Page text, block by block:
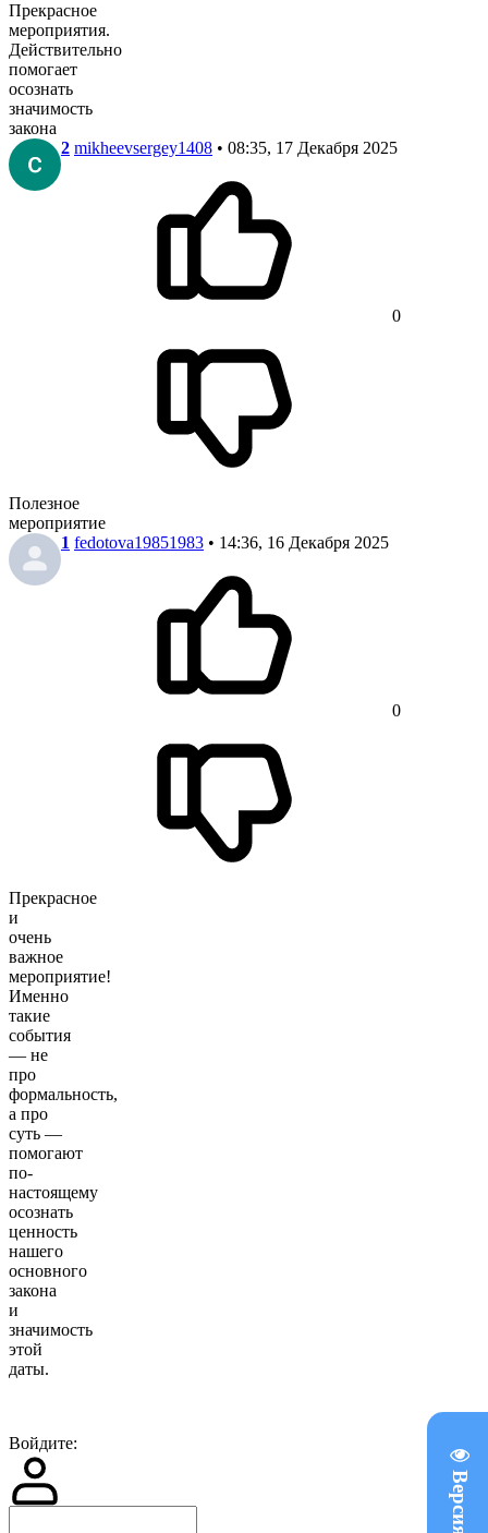
Прекрасное
мероприятия.
Действительно
помогает
осознать
значимость
закона
2 mikheevsergey1408 • 08:35, 17 Декабря 2025
0
Полезное
мероприятие
1 fedotova19851983 • 14:36, 16 Декабря 2025
0
Прекрасное
и
очень
важное
мероприятие!
Именно
такие
события
— не
про
формальность,
а про
суть —
помогают
по-
настоящему
осознать
ценность
нашего
основного
закона
и
значимость
этой
даты.
Войдите: